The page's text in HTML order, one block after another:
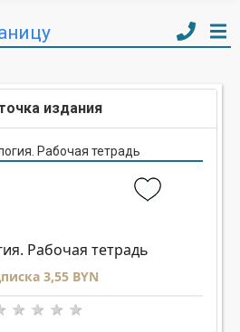
издания
Рабочая тетрадь
3,55 BYN